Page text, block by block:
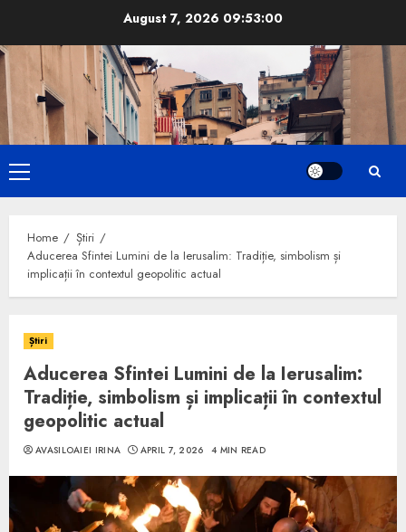
content
August 7, 2026 09:53:02
Primary
Menu
Home
Știri
Aducerea Sfintei Lumini de la Ierusalim: Tradiție, simbolism și
implicații în contextul geopolitic actual
Știri
Aducerea Sfintei Lumini de la Ierusalim:
Tradiție, simbolism și implicații în contextul
geopolitic actual
AVASILOAIEI IRINA APRIL 7, 2026 4 MIN READ